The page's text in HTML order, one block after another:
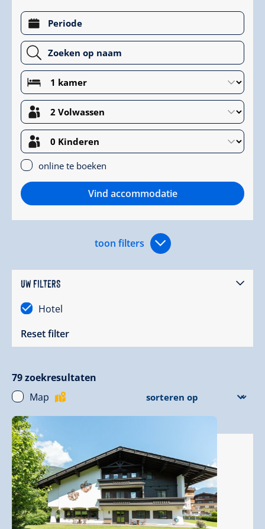
online te boeken
Vind accommodatie
toon filters
UW FILTERS
Hotel
Reset filter
79zoekresultaten
Map